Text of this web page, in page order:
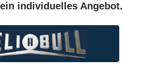
individuelles Angebot.